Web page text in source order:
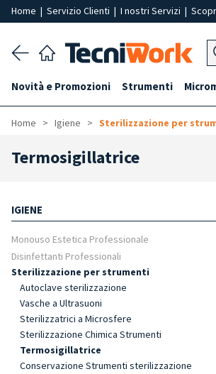
Home | Servizio Clienti | I nostri Servizi |
Novità e Promozioni Strumenti
Home Igiene Sterilizzazione per
Termosigillatrice
IGIENE
Monouso Estetica Professionale
Disinfettanti Professionali
Sterilizzazione per strumenti
Autoclave sterilizzazione
Vasche a Ultrasuoni
Sterilizzatrici a Microsfere
Sterilizzazione Chimica Strumenti
Termosigillatrice
Conservazione Strumenti sterilizzazione